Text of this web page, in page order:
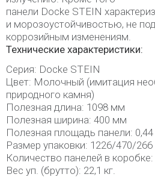
панели Docke STEIN
и морозоустойчивостью, не
коррозийным изменениям.
Технические характеристики:
Серия: Docke STEIN
Цвет: Молочный (имитация
природного камня)
Полезная длина: 1098 мм
Полезная ширина: 400 мм
Полезная площадь панели: 0,44
Размер упаковки: 1226/470/
Количество панелей в
Вес уп. (брутто): 22,1 кг.